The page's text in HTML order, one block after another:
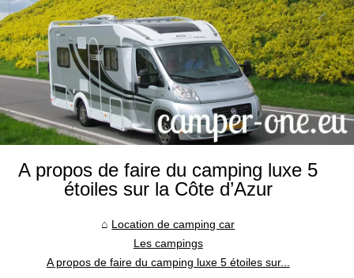
A propos de faire du camping luxe 5
étoiles sur la Côte d’Azur
Location de camping car
Les campings
A propos de faire du camping luxe 5 étoiles sur...